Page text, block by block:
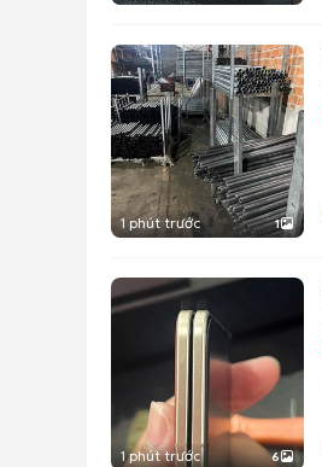
1 phút trước 1
1 phút trước 6